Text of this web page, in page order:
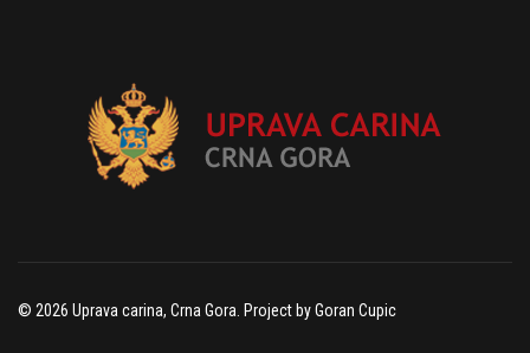
© 2026 Uprava carina, Crna Gora. Project by Goran Cupic